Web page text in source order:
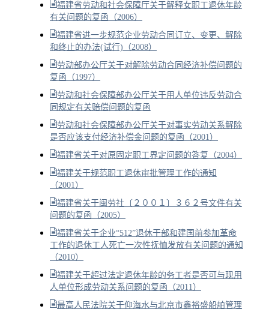
福建省劳动和社会保障厅关于解释女职工退休年龄
有关问题的复函（2006）
福建省进一步规范企业劳动合同订立、变更、解除
和终止的办法(试行)（2008）
劳动部办公厅关于对解除劳动合同经济补偿问题的
复函（1997）
劳动和社会保障部办公厅关于用人单位违反劳动合
同规定有关赔偿问题的复函
劳动和社会保障部办公厅关于对事实劳动关系解除
是否应该支付经济补偿金问题的复函（2001）
福建省关于对原固定职工界定问题的答复（2004）
福建关于规范职工退休审批管理工作的通知
（2001）
福建省关于闽劳社〔２００１〕３６２号文件有关
问题的复函（2005）
福建省关于企业“512”退休干部和建国前参加革命
工作的退休工人死亡一次性抚恤发放有关问题的通知
（2010）
福建关于超过法定退休年龄的务工者是否可与现用
人单位形成劳动关系问题的复函（2011）
最高人民法院关于仰海水与北京市鑫裕盛船舶管理